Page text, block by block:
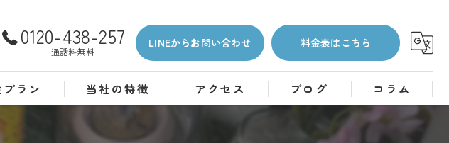
0120-438-257
通話料無料
LINEからお問い合わせ 料金表はこちら
ラン 当社の特徴
犬
アクセス ブログ コラム